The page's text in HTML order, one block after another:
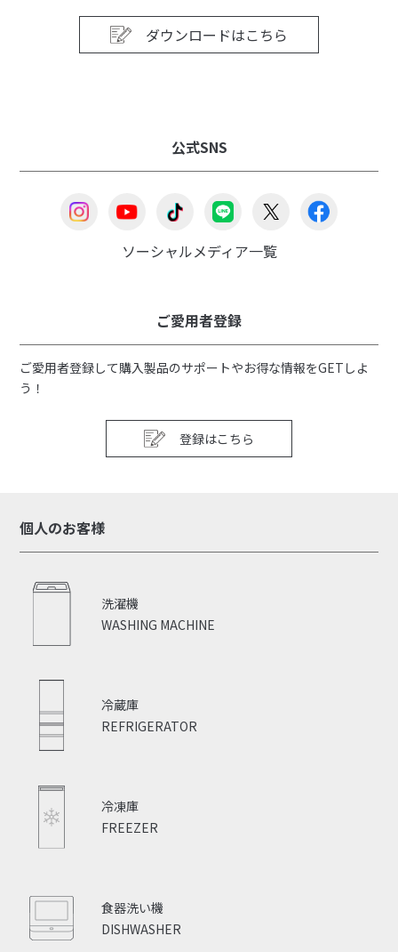
食材の旨味を守りあら熱
とりにも
食材の美味しさを長期間
保存
ダウンロードはこちら
公式SNS
ソーシャルメディア一覧
ご愛用者登録
ご愛用者登録して購入製品のサポートやお得な情報をGETしよ
う！
登録はこちら
個人のお客様
WASHING MACHINE
洗濯機
REFRIGERATOR
冷蔵庫
FREEZER
冷凍庫
DISHWASHER
食器洗い機